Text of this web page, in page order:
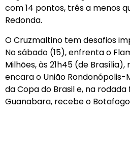
com 14 pontos, três a menos
Redonda.
O Cruzmaltino tem desafios
No sábado (15), enfrenta o
Milhões, às 21h45 (de
encara o União
da Copa do Brasil e, na rodada
Guanabara, recebe o